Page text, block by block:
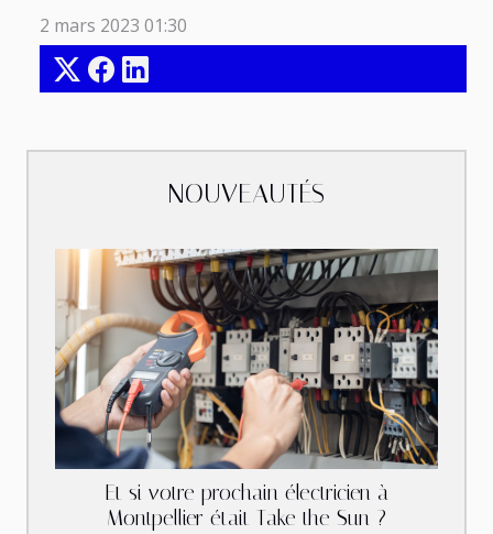
NOUVEAUTÉS
Et si votre prochain électricien à
Montpellier était Take the Sun ?
2 mars 2023 01:30